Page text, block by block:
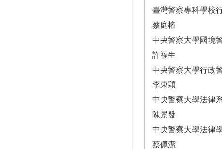
臺灣警察專科學校
蔡庭榕
中央警察大學國境
許福生
中央警察大學行政
李東穎
中央警察大學法律
陳景發
中央警察大學法律
蔡佩潔